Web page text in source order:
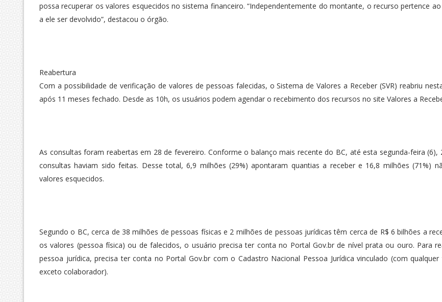
possa recuperar os valores esquecidos no sistema financeiro. “Independentemente do montante, o recurso pertence
a ele ser devolvido”, destacou o órgão.
Reabertura
Com a possibilidade de verificação de valores de pessoas falecidas, o Sistema de Valores a Receber (SVR) reabriu
após 11 meses fechado. Desde as 10h, os usuários podem agendar o recebimento dos recursos no site Valores a
As consultas foram reabertas em 28 de fevereiro. Conforme o balanço mais recente do BC, até esta segunda-feira (6),
consultas haviam sido feitas. Desse total, 6,9 milhões (29%) apontaram quantias a receber e 16,8 milhões (71%)
valores esquecidos.
Segundo o BC, cerca de 38 milhões de pessoas físicas e 2 milhões de pessoas jurídicas têm cerca de R$ 6 bilhões a
os valores (pessoa física) ou de falecidos, o usuário precisa ter conta no Portal Gov.br de nível prata ou ouro. Para
pessoa jurídica, precisa ter conta no Portal Gov.br com o Cadastro Nacional Pessoa Jurídica vinculado (com
exceto colaborador).